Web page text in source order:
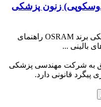
زنون پزشکی
بررسی تخصصی لامپ‌های زنون پزشکی برند OSRAM راهنمای
بالینی ...
به شرکت مهندسی پزشکی
پیگرد قانونی دارد.